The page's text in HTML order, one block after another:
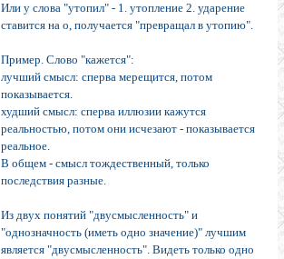
Или у слова "утопил" - 1. утопление 2. ударение
ставится на о, получается "превращал в утопию".
Пример. Слово "кажется":
лучший смысл: сперва мерещится, потом
показывается.
худший смысл: сперва иллюзии кажутся
реальностью, потом они исчезают - показывается
реальное.
В общем - смысл тождественный, только
последствия разные.
Из двух понятий "двусмысленность" и
"однозначность (иметь одно значение)" лучшим
является "двусмысленность". Видеть только одно